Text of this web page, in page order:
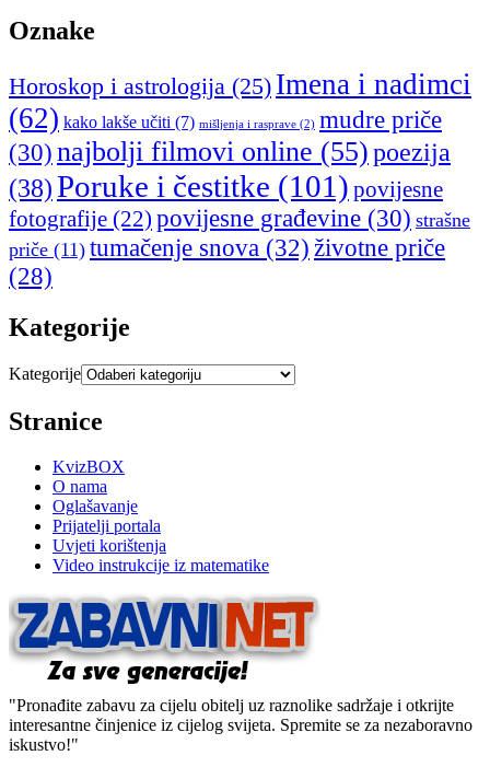
Oznake
Horoskop i astrologija (25) Imena i nadimci
(62) kako lakše učiti (7) mišljenja i rasprave (2) mudre priče
(30) najbolji filmovi online (55)poezija
(38)Poruke i čestitke (101) povijesne
fotografije (22) povijesne građevine (30) strašne
priče (11) tumačenje snova (32) životne priče
(28)
Kategorije
Kategorije
Stranice
KvizBOX
O nama
Oglašavanje
Prijatelji portala
Uvjeti korištenja
Video instrukcije iz matematike
"Pronađite zabavu za cijelu obitelj uz raznolike sadržaje i otkrijte
interesantne činjenice iz cijelog svijeta. Spremite se za nezaboravno
iskustvo!"